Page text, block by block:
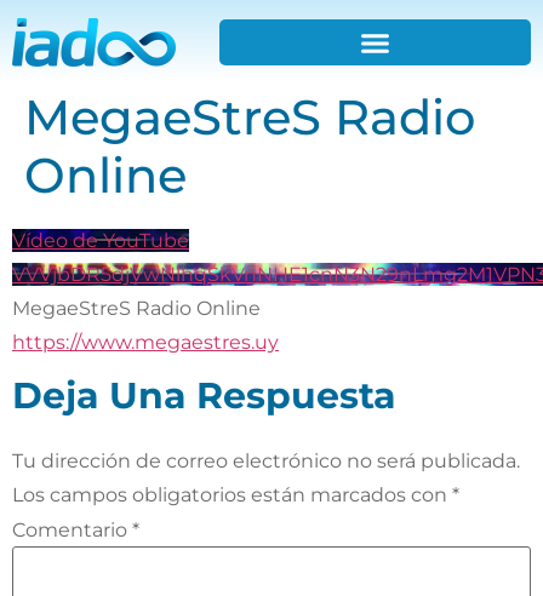
MegaeStreS Radio
Online
Vídeo de YouTube
MegaeStreS Radio Online
https://www.megaestres.uy
Deja Una Respuesta
Tu dirección de correo electrónico no será publicada.
Los campos obligatorios están marcados con *
Comentario *